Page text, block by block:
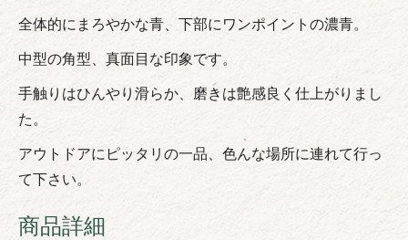
全体的にまろやかな青、下部にワンポイントの濃青。
中型の角型、真面目な印象です。
手触りはひんやり滑らか、磨きは艶感良く仕上がりまし
た。
アウトドアにピッタリの一品、色んな場所に連れて行っ
て下さい。
商品詳細